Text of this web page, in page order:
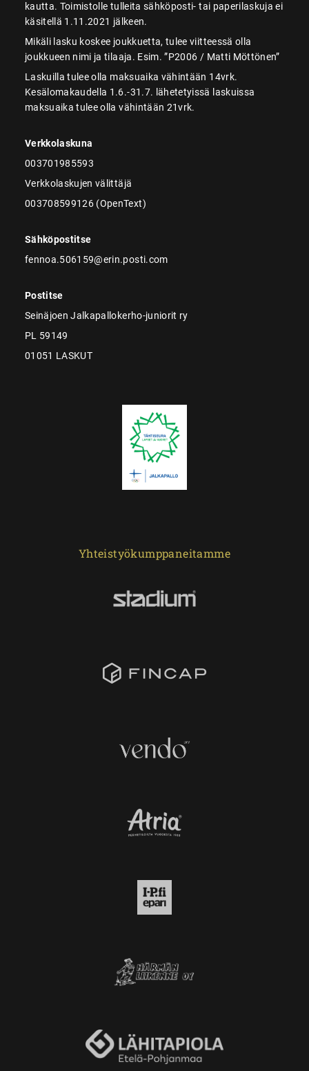
kautta. Toimistolle tulleita sähköposti- tai paperilaskuja ei
käsitellä 1.11.2021 jälkeen.
Mikäli lasku koskee joukkuetta, tulee viitteessä olla
joukkueen nimi ja tilaaja. Esim. ”P2006 / Matti Möttönen”
Laskuilla tulee olla maksuaika vähintään 14vrk.
Kesälomakaudella 1.6.-31.7. lähetetyissä laskuissa
maksuaika tulee olla vähintään 21vrk.
Verkkolaskuna
003701985593
Verkkolaskujen välittäjä
003708599126 (OpenText)
Sähköpostitse
fennoa.506159@erin.posti.com
Postitse
Seinäjoen Jalkapallokerho-juniorit ry
PL 59149
01051 LASKUT
Yhteistyökumppaneitamme